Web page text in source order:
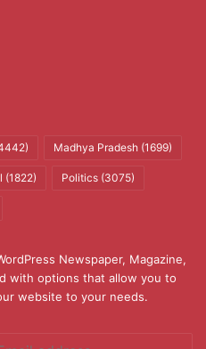
Madhya Pradesh (1699)
(1822) Politics (3075)
Newspaper, Magazine,
with options that allow you to
website to your needs.